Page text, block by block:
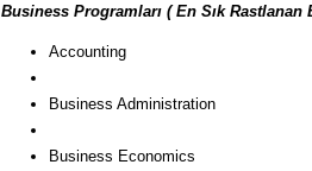
Business Programları ( En Sık
Accounting
Business Administration
Business Economics